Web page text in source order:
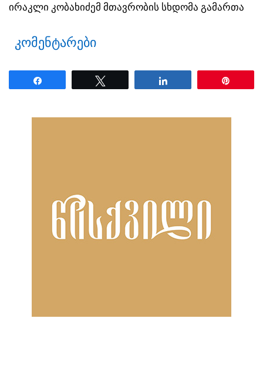
ირაკლი კობახიძემ მთავრობის სხდომა გამართა
კომენტარები